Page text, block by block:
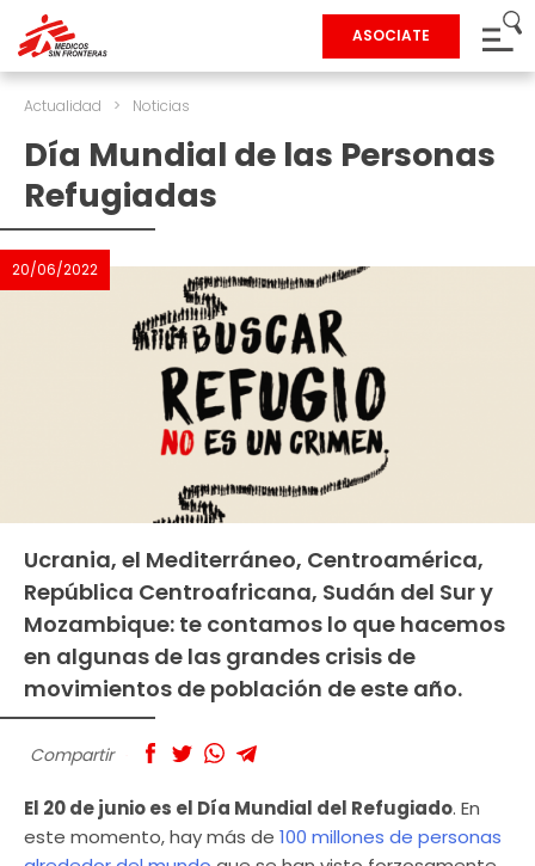
ASOCIATE
Actualidad > Noticias
Día Mundial de las Personas
Refugiadas
20/06/2022
Ucrania, el Mediterráneo, Centroamérica,
República Centroafricana, Sudán del Sur y
Mozambique: te contamos lo que hacemos
en algunas de las grandes crisis de
movimientos de población de este año.
Compartir
El 20 de junio es el Día Mundial del Refugiado. En
este momento, hay más de 100 millones de personas